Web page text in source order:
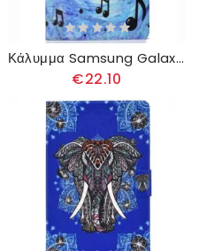
Κάλυμμα Samsung Galaxy Tab S6 Lite Μουσικές Νότες
€22.10